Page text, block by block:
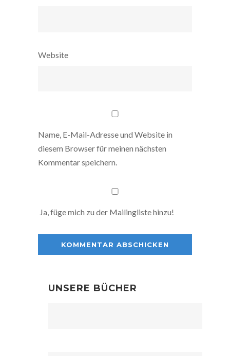
Website
Name, E-Mail-Adresse und Website in
diesem Browser für meinen nächsten
Kommentar speichern.
Ja, füge mich zu der Mailingliste hinzu!
UNSERE BÜCHER